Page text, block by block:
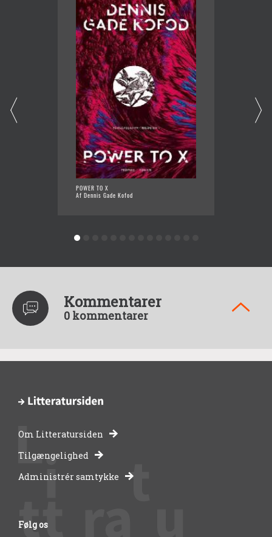
POWER TO X
Af Dennis Gade Kofod
Kommentarer
0 kommentarer
-
bibliotekernes
side
Om Litteratursiden
Tilgængelighed
Administrér samtykke
Følg os